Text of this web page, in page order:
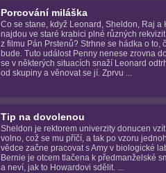
Porcování miláška
Co se stane, když Leonard, Sheldon, Raj a
najdou ve staré krabici plné různých
z filmu Pán Prstenů? Strhne se hádka o to,
bude. Tuto událost Penny nenese zrovna
se v některých situacích snaží Leonard
od skupiny a věnovat se jí. Zprvu ...
Tip na dovolenou
Sheldon je rektorem univerzity donucen
volno, což se mu příčí, a tak po vzoru
vědce začne pracovat s Amy v biologické
Bernie je otcem tlačena k předmanželské
a neví, jak to Howardovi sdělit. ...